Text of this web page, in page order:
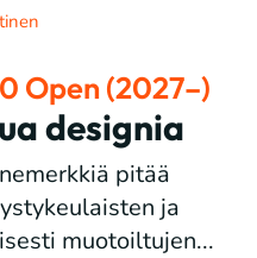
Open (2027–)
designia
pitää
ja
muotoiltujen...